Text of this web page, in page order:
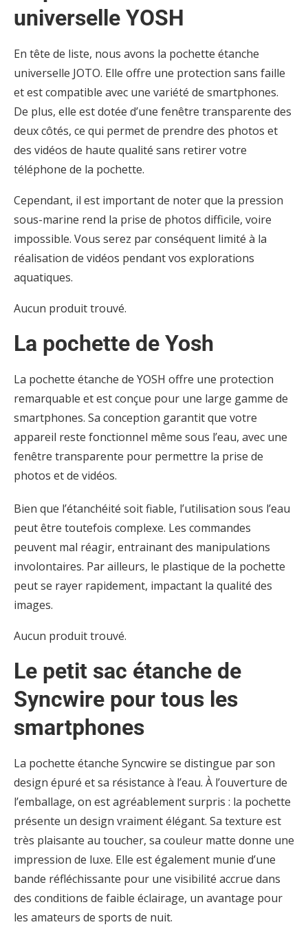
universelle YOSH
En tête de liste, nous avons la pochette étanche
universelle JOTO. Elle offre une protection sans faille
et est compatible avec une variété de smartphones.
De plus, elle est dotée d’une fenêtre transparente des
deux côtés, ce qui permet de prendre des photos et
des vidéos de haute qualité sans retirer votre
téléphone de la pochette.
Cependant, il est important de noter que la pression
sous-marine rend la prise de photos difficile, voire
impossible. Vous serez par conséquent limité à la
réalisation de vidéos pendant vos explorations
aquatiques.
Aucun produit trouvé.
La pochette de Yosh
La pochette étanche de YOSH offre une protection
remarquable et est conçue pour une large gamme de
smartphones. Sa conception garantit que votre
appareil reste fonctionnel même sous l’eau, avec une
fenêtre transparente pour permettre la prise de
photos et de vidéos.
Bien que l’étanchéité soit fiable, l’utilisation sous l’eau
peut être toutefois complexe. Les commandes
peuvent mal réagir, entrainant des manipulations
involontaires. Par ailleurs, le plastique de la pochette
peut se rayer rapidement, impactant la qualité des
images.
Aucun produit trouvé.
Le petit sac étanche de
Syncwire pour tous les
smartphones
La pochette étanche Syncwire se distingue par son
design épuré et sa résistance à l’eau. À l’ouverture de
l’emballage, on est agréablement surpris : la pochette
présente un design vraiment élégant. Sa texture est
très plaisante au toucher, sa couleur matte donne une
impression de luxe. Elle est également munie d’une
bande réfléchissante pour une visibilité accrue dans
des conditions de faible éclairage, un avantage pour
les amateurs de sports de nuit.